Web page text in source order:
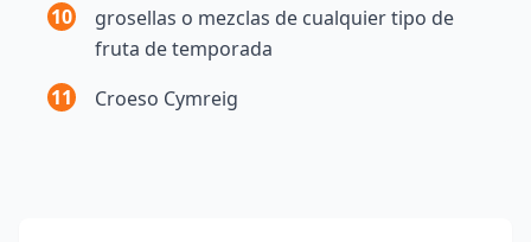
10
grosellas o mezclas de cualquier tipo de
fruta de temporada
11
Croeso Cymreig